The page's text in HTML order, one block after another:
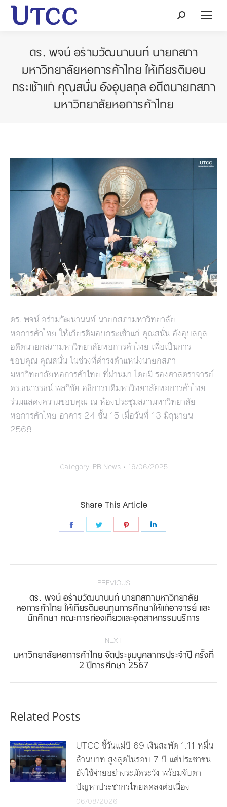
Search:
ดร. พจน์ อร่ามวัฒนานนท์ นายกสภา
มหาวิทยาลัยหอการค้าไทย ให้เกียรติมอบ
กระเช้าแก่ คุณสนั่น อังอุบลกุล อดีตนายกสภา
มหาวิทยาลัยหอการค้าไทย
ดร. พจน์ อร่ามวัฒนานนท์ นายกสภามหาวิทยาลัย
หอการค้าไทย ให้เกียรติมอบกระเช้าแก่ คุณสนั่น อังอุบลกุล
อดีตนายกสภามหาวิทยาลัยหอการค้าไทย เพื่อเป็นการ
ขอบคุณ คุณสนั่น ในช่วงที่ดำรงตำแหน่งนายกสภา
มหาวิทยาลัยหอการค้าไทย ที่ผ่านมา โดยมี รองศาสตราจารย์
ดร.ธนวรรธน์ พลวิชัย อธิการบดีมหาวิทยาลัยหอการค้าไทย
ร่วมแสดงความขอบคุณ ณ ห้องประชุมสภามหาวิทยาลัย
หอการค้าไทย อาคาร 24 ชั้น 15 เมื่อวันที่ 13 มิถุนายน
2568
Category: PR News 16/06/2025
Share This Article
Share
Share
Share
PREVIOUS
Previous
post:
ดร. พจน์ อร่ามวัฒนานนท์ นายกสภามหาวิทยาลัย
หอการค้าไทย ให้เกียรติมอบทุนการศึกษาให้แก่อาจารย์ และ
นักศึกษา คณะการท่องเที่ยวและอุตสาหกรรมบริการ
NEXT
Next
post:
มหาวิทยาลัยหอการค้าไทย จัดประชุมบุคลากรประจำปี ครั้งที่
2 ปีการศึกษา 2567
Related Posts
UTCC ชี้วันแม่ปี 69 เงินสะพัด 1.11 หมื่น
ล้านบาท สูงสุดในรอบ 7 ปี แต่ประชาชน
ยังใช้จ่ายอย่างระมัดระวัง พร้อมจับตา
ปัญหาประชากรไทยลดลงต่อเนื่อง
06/08/2026